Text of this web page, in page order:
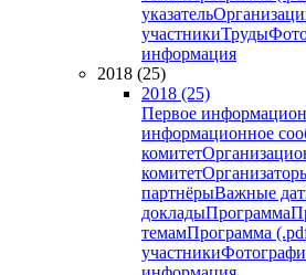
указатель
участникиТруды
информация
2018 (25)
2018 (25)
Первое
информационное
комитет
комитет
партнёрыВажные
докладыПрограмма
темамПрограмма
участники